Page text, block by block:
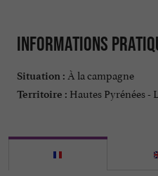
Informations
Situation : À la campagne
Territoire : Hautes Pyrénées -